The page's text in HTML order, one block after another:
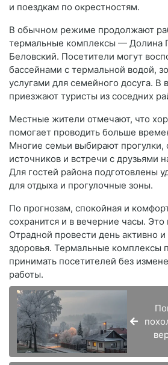
и поездкам по окрестностям.
В обычном режиме продолжают
термальные комплексы — Долина
Беловский. Посетители могут
бассейнами с термальной водой,
услугами для семейного досуга.
приезжают туристы из соседних
Местные жители отмечают, что
помогает проводить больше
Многие семьи выбирают прогулки,
источников и встречи с друзьями
Для гостей района подготовлены
для отдыха и прогулочные зоны.
По прогнозам, спокойная и
сохранится и в вечерние часы.
Отрадной провести день активно
здоровья. Термальные комплексы
принимать посетителей без
работы.